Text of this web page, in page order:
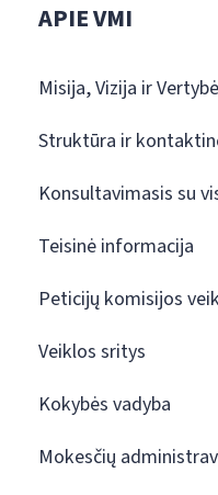
APIE VMI
Misija, Vizija ir
Struktūra ir
Konsultavimasis su
Teisinė informacija
Peticijų komisijos
Veiklos sritys
Kokybės vadyba
Mokesčių